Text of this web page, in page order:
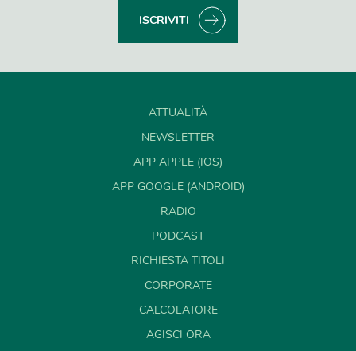
ISCRIVITI
ATTUALITÀ
NEWSLETTER
APP APPLE (IOS)
APP GOOGLE (ANDROID)
RADIO
PODCAST
RICHIESTA TITOLI
CORPORATE
CALCOLATORE
AGISCI ORA